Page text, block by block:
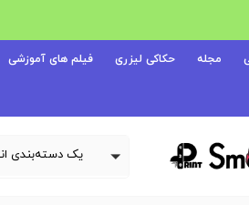
مجله حکاکی لیزری فیلم های آموزشی